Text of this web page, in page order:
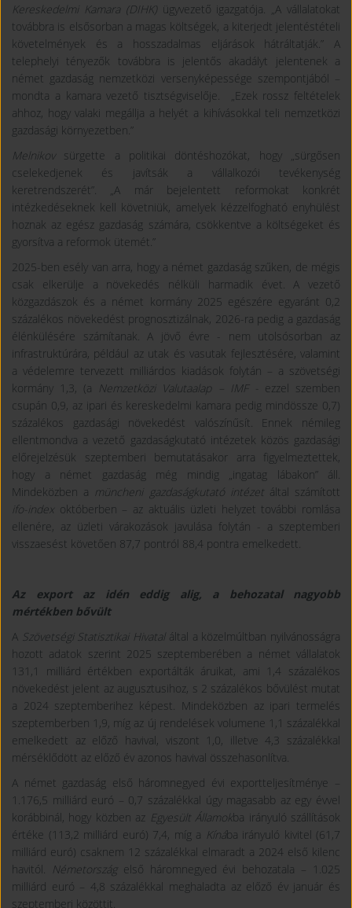
Kereskedelmi Kamara (DIHK)ügyvezető igazgatója. „A vállalatokat
továbbra is elsősorban a magas költségek, a kiterjedt jelentéstételi
követelmények és a hosszadalmas eljárások hátráltatják.” A
telephelyi tényezők továbbra is jelentős akadályt jelentenek a
német gazdaság nemzetközi versenyképessége szempontjából –
mondta a kamara vezető tisztségviselője. „Ezek rossz feltételek
ahhoz, hogy valaki megállja a helyét a kihívásokkal teli nemzetközi
gazdasági környezetben.”
Melnikovsürgette a politikai döntéshozókat, hogy „sürgősen
cselekedjenek és javítsák a vállalkozói tevékenység
keretrendszerét”. „A már bejelentett reformokat konkrét
intézkedéseknek kell követniük, amelyek kézzelfogható enyhülést
hoznak az egész gazdaság számára, csökkentve a költségeket és
gyorsítva a reformok ütemét.”
2025-ben esély van arra, hogy a német gazdaság szűken, de mégis
csak elkerülje a növekedés nélküli harmadik évet. A vezető
közgazdászok és a német kormány 2025 egészére egyaránt 0,2
százalékos növekedést prognosztizálnak, 2026-ra pedig a gazdaság
élénkülésére számítanak. A jövő évre - nem utolsósorban az
infrastruktúrára, például az utak és vasutak fejlesztésére, valamint
a védelemre tervezett milliárdos kiadások folytán – a szövetségi
kormány 1,3, (a Nemzetközi Valutaalap – IMF -
ezzel szemben
csupán 0,9, az ipari és kereskedelmi kamara pedig mindössze 0,7)
százalékos gazdasági növekedést valószínűsít. Ennek némileg
ellentmondva a vezető gazdaságkutató intézetek közös gazdasági
előrejelzésük szeptemberi bemutatásakor arra figyelmeztettek,
hogy a német gazdaság még mindig „ingatag lábakon” áll.
Mindeközben a müncheni gazdaságkutató intézet által számított
ifo-index októberben – az aktuális üzleti helyzet további romlása
ellenére, az üzleti várakozások javulása folytán - a szeptemberi
visszaesést követően 87,7 pontról 88,4 pontra emelkedett.
Az export az idén eddig alig, a behozatal nagyobb
mértékben bővült
A Szövetségi Statisztikai Hivataláltal a közelmúltban nyilvánosságra
hozott adatok szerint 2025 szeptemberében a német vállalatok
131,1 milliárd értékben exportálták áruikat, ami 1,4 százalékos
növekedést jelent az augusztusihoz, s 2 százalékos bővülést mutat
a 2024 szeptemberihez képest. Mindeközben az ipari termelés
szeptemberben 1,9, míg az új rendelések volumene 1,1 százalékkal
emelkedett az előző havival, viszont 1,0, illetve 4,3 százalékkal
mérséklődött az előző év azonos havival összehasonlítva.
A német gazdaság első háromnegyed évi exportteljesítménye –
1.176,5 milliárd euró – 0,7 százalékkal úgy magasabb az egy évvel
korábbinál, hogy közben az Egyesült Államokba irányuló szállítások
értéke (113,2 milliárd euró) 7,4, míg a Kínába irányuló kivitel (61,7
milliárd euró) csaknem 12 százalékkal elmaradt a 2024 első kilenc
havitól.
Németország
első háromnegyed évi behozatala – 1.025
milliárd euró – 4,8 százalékkal meghaladta az előző év január és
szeptemberi közöttit.